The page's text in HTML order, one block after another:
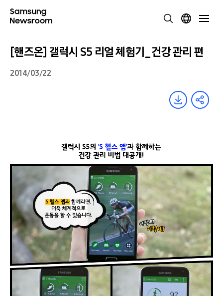
[핸즈온] 갤럭시 S5 리얼 체험기_건강 관리 편
2014/03/22